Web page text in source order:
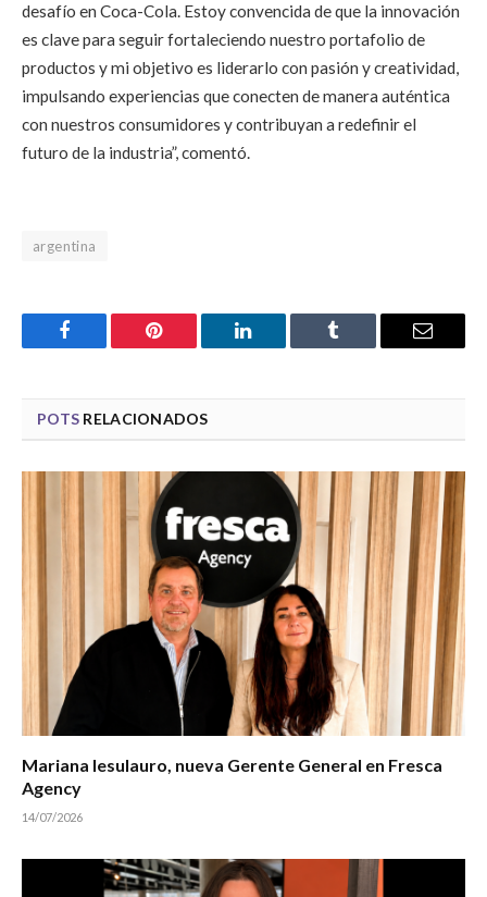
desafío en Coca-Cola. Estoy convencida de que la innovación
es clave para seguir fortaleciendo nuestro portafolio de
productos y mi objetivo es liderarlo con pasión y creatividad,
impulsando experiencias que conecten de manera auténtica
con nuestros consumidores y contribuyan a redefinir el
futuro de la industria”, comentó.
argentina
Facebook Pinterest LinkedIn Tumblr Email
POTS RELACIONADOS
Mariana Iesulauro, nueva Gerente General en Fresca
Agency
14/07/2026